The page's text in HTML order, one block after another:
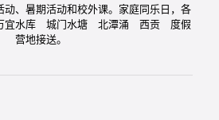
、暑期活动和校外课。家庭同乐日，各
万宜水库 城门水塘 北潭涌 西贡 度假
营地接送。